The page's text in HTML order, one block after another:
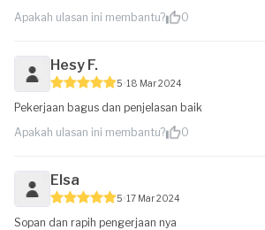
Apakah ulasan ini membantu?
0
Hesy F.
5 18 Mar 2024
Pekerjaan bagus dan penjelasan baik
Apakah ulasan ini membantu?
0
Elsa
5 17 Mar 2024
Sopan dan rapih pengerjaan nya